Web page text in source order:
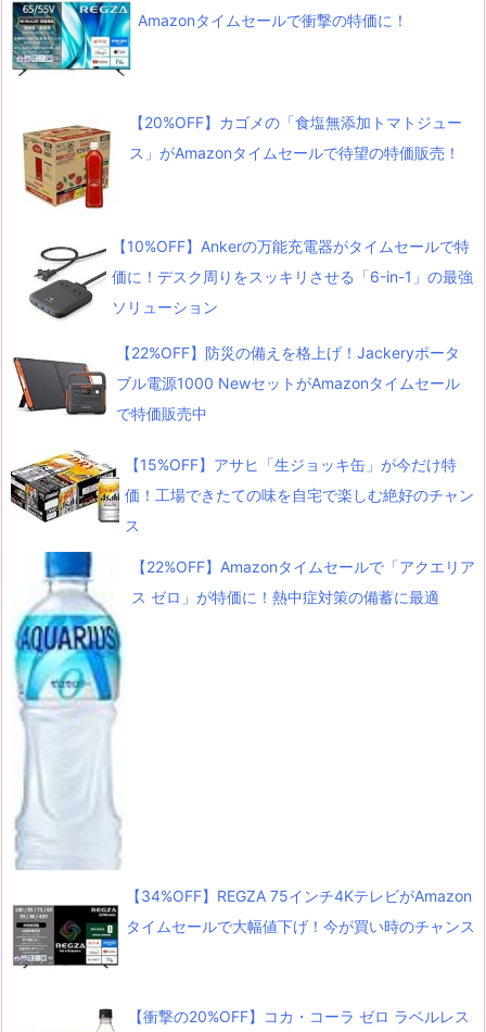
Amazonタイムセールで衝撃の特価に！
【20%OFF】カゴメの「食塩無添加トマトジュー
ス」がAmazonタイムセールで待望の特価販売！
【10%OFF】Ankerの万能充電器がタイムセールで特
価に！デスク周りをスッキリさせる「6-in-1」の最強
ソリューション
【22%OFF】防災の備えを格上げ！Jackeryポータ
ブル電源1000 NewセットがAmazonタイムセール
で特価販売中
【15%OFF】アサヒ「生ジョッキ缶」が今だけ特
価！工場できたての味を自宅で楽しむ絶好のチャン
ス
【22%OFF】Amazonタイムセールで「アクエリア
ス ゼロ」が特価に！熱中症対策の備蓄に最適
【34%OFF】REGZA 75インチ4KテレビがAmazon
タイムセールで大幅値下げ！今が買い時のチャンス
【衝撃の20%OFF】コカ・コーラ ゼロ ラベルレス